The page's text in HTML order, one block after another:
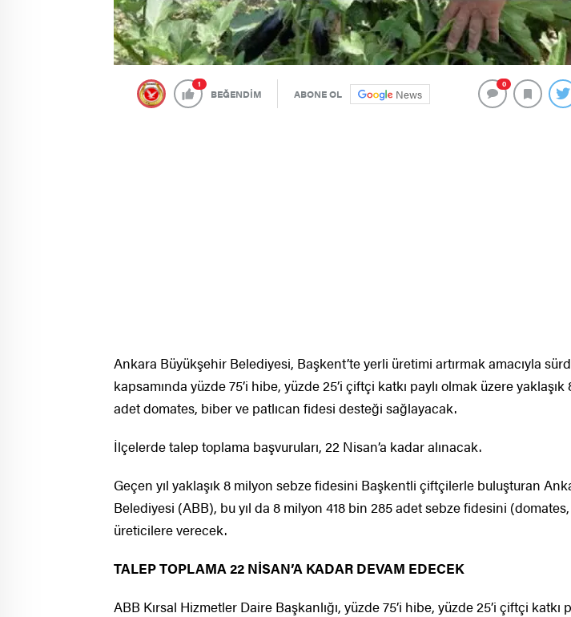
1
BEĞENDİM ABONE OL News
0
Ankara Büyükşehir Belediyesi, Başkent’te yerli üretimi artırmak amacıyla
kapsamında yüzde 75’i hibe, yüzde 25’i çiftçi katkı paylı olmak üzere
adet domates, biber ve patlıcan fidesi desteği sağlayacak.
İlçelerde talep toplama başvuruları, 22 Nisan’a kadar alınacak.
Geçen yıl yaklaşık 8 milyon sebze fidesini Başkentli çiftçilerle buluşturan
Belediyesi (ABB), bu yıl da 8 milyon 418 bin 285 adet sebze fidesini
üreticilere verecek.
TALEP TOPLAMA 22 NİSAN’A KADAR DEVAM EDECEK
ABB Kırsal Hizmetler Daire Başkanlığı, yüzde 75’i hibe, yüzde 25’i çiftçi katkı